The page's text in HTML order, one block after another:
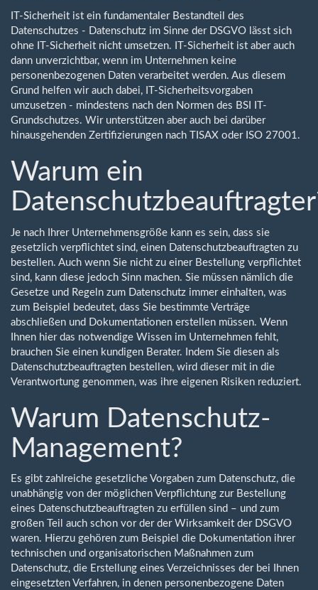
IT-Sicherheit ist ein fundamentaler Bestandteil des
Datenschutzes - Datenschutz im Sinne der DSGVO lässt sich
ohne IT-Sicherheit nicht umsetzen. IT-Sicherheit ist aber auch
dann unverzichtbar, wenn im Unternehmen keine
personenbezogenen Daten verarbeitet werden. Aus diesem
Grund helfen wir auch dabei, IT-Sicherheitsvorgaben
umzusetzen - mindestens nach den Normen des BSI IT-
Grundschutzes. Wir unterstützen aber auch bei darüber
hinausgehenden Zertifizierungen nach TISAX oder ISO 27001.
Warum ein
Je nach Ihrer Unternehmensgröße kann es sein, dass sie
gesetzlich verpflichtet sind, einen Datenschutzbeauftragten zu
bestellen. Auch wenn Sie nicht zu einer Bestellung verpflichtet
sind, kann diese jedoch Sinn machen. Sie müssen nämlich die
Gesetze und Regeln zum Datenschutz immer einhalten, was
zum Beispiel bedeutet, dass Sie bestimmte Verträge
abschließen und Dokumentationen erstellen müssen. Wenn
Ihnen hier das notwendige Wissen im Unternehmen fehlt,
brauchen Sie einen kundigen Berater. Indem Sie diesen als
Datenschutzbeauftragten bestellen, wird dieser mit in die
Verantwortung genommen, was ihre eigenen Risiken reduziert.
Warum Datenschutz-
Management?
Es gibt zahlreiche gesetzliche Vorgaben zum Datenschutz, die
unabhängig von der möglichen Verpflichtung zur Bestellung
eines Datenschutzbeauftragten zu erfüllen sind – und zum
großen Teil auch schon vor der der Wirksamkeit der DSGVO
waren. Hierzu gehören zum Beispiel die Dokumentation ihrer
technischen und organisatorischen Maßnahmen zum
Datenschutz, die Erstellung eines Verzeichnisses der bei Ihnen
eingesetzten Verfahren, in denen personenbezogene Daten